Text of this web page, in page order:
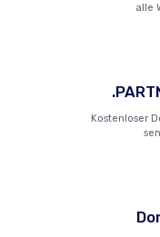
alle
Kostenloser